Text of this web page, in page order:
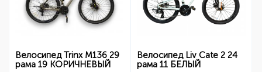
Велосипед Trinx M136 29
рама 19 КОРИЧНЕВЫЙ
Велосипед Liv Cate 2 24
рама 11 БЕЛЫЙ